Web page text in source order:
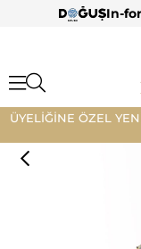
In-
ÜYELİĞİNE ÖZEL